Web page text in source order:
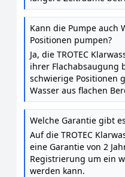
Kann die Pumpe auch
Positionen pumpen?
Ja, die TROTEC
ihrer Flachabsaugung
schwierige Positionen
Wasser aus flachen
Welche Garantie gibt
Auf die TROTEC
eine Garantie von 2
Registrierung um ein
werden kann.